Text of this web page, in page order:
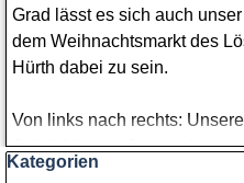
Grad lässt es sich auch
dem Weihnachtsmarkt des
Hürth dabei zu sein.
Von links nach rechts:
Schriftführerin Sonja.
Lagerverwalter Sascha.
Block überspringen Kategorien
Kategorien